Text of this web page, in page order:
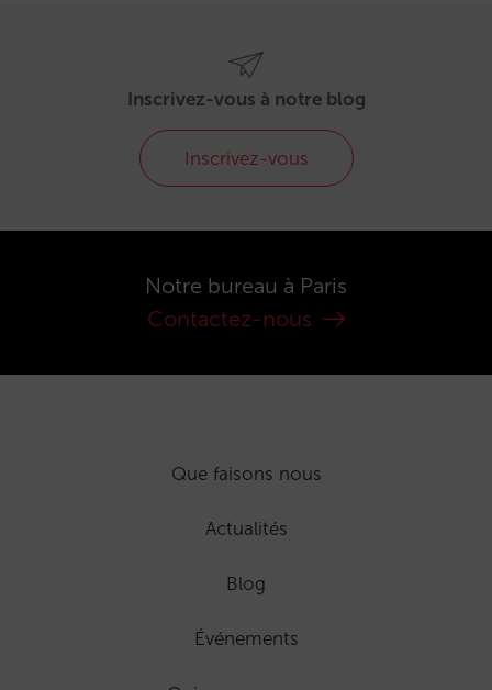
Inscrivez-vous à notre blog
Inscrivez-vous
Notre bureau à Paris
Contactez-nous
Que faisons nous
Actualités
Blog
Événements